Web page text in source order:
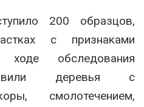
200 образцов,
с признаками
ходе обследования
деревья с
смолотечением,